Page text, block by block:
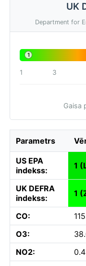
UK
Department for
1
1 3
Gaisa
Parametrs
US EPA
indekss:
1
UK DEFRA
indekss:
1
CO:
O3:
NO2: